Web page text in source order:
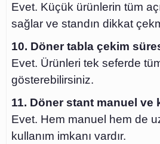
Evet. Küçük ürünlerin tüm
sağlar ve standın dikkat
10. Döner tabla çekim
Evet. Ürünleri tek seferde
gösterebilirsiniz.
11. Döner stant manuel ve
Evet. Hem manuel hem de
kullanım imkanı vardır.